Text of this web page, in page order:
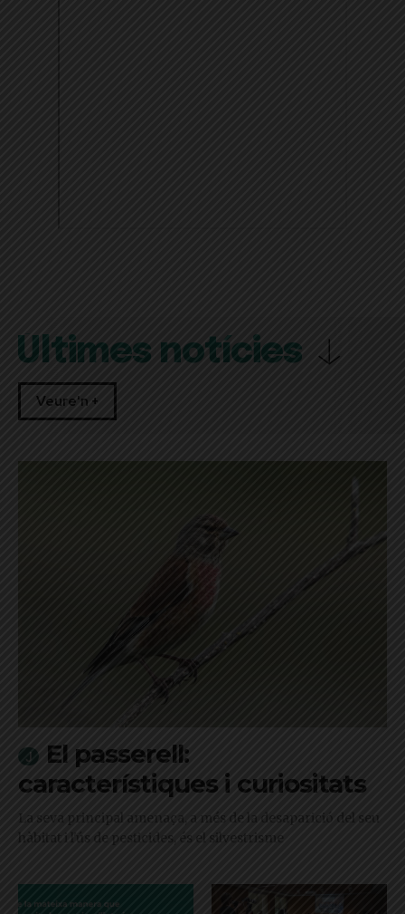
Últimes notícies
Veure'n +
El passerell:
característiques i curiositats
La seva principal amenaça, a més de la desaparició del seu
hàbitat i l'ús de pesticides, és el silvestrisme